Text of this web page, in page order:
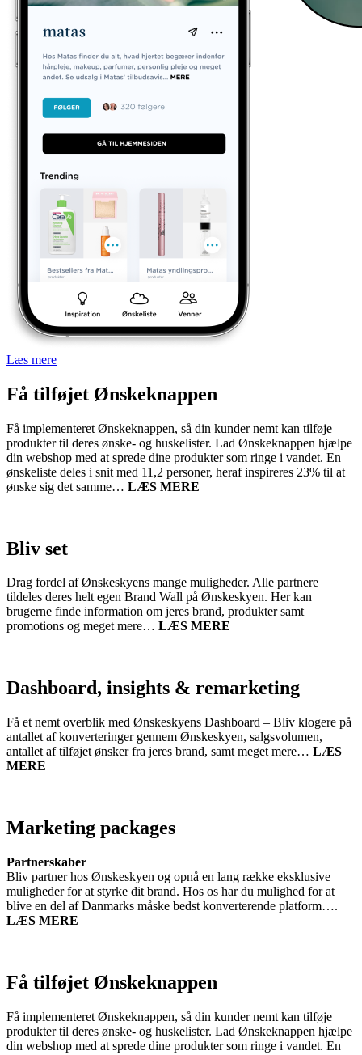
Læs mere
Få tilføjet Ønskeknappen
Få implementeret Ønskeknappen, så din kunder nemt kan tilføje
produkter til deres ønske- og huskelister. Lad Ønskeknappen hjælpe
din webshop med at sprede dine produkter som ringe i vandet. En
ønskeliste deles i snit med 11,2 personer, heraf inspireres 23% til at
ønske sig det samme… LÆS MERE
Bliv set
Drag fordel af Ønskeskyens mange muligheder. Alle partnere
tildeles deres helt egen Brand Wall på Ønskeskyen. Her kan
brugerne finde information om jeres brand, produkter samt
promotions og meget mere… LÆS MERE
Dashboard, insights & remarketing
Få et nemt overblik med Ønskeskyens Dashboard – Bliv klogere på
antallet af konverteringer gennem Ønskeskyen, salgsvolumen,
antallet af tilføjet ønsker fra jeres brand, samt meget mere… LÆS
MERE
Marketing packages
Partnerskaber
Bliv partner hos Ønskeskyen og opnå en lang række eksklusive
muligheder for at styrke dit brand. Hos os har du mulighed for at
blive en del af Danmarks måske bedst konverterende platform….
LÆS MERE
Få tilføjet Ønskeknappen
Få implementeret Ønskeknappen, så din kunder nemt kan tilføje
produkter til deres ønske- og huskelister. Lad Ønskeknappen hjælpe
din webshop med at sprede dine produkter som ringe i vandet. En